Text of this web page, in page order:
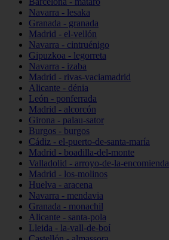
Navarra - lesaka
Granada - granada
Madrid - el-vellón
Navarra - cintruénigo
Gipuzkoa - legorreta
Navarra - izaba
Madrid - rivas-vaciamadrid
Alicante - dénia
León - ponferrada
Madrid - alcorcón
Girona - palau-sator
Burgos - burgos
Cádiz - el-puerto-de-santa-maría
Madrid - boadilla-del-monte
Valladolid - arroyo-de-la-encomienda
Madrid - los-molinos
Huelva - aracena
Navarra - mendavia
Granada - monachil
Alicante - santa-pola
Lleida - la-vall-de-boí